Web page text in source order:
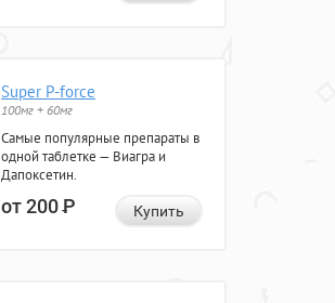
Super P-force
100мг + 60мг
Самые популярные препараты в
одной таблетке — Виагра и
Дапоксетин.
от 200Р Купить